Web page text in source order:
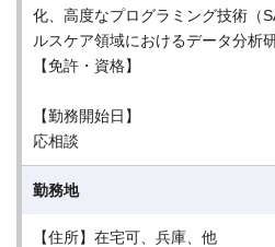
化、高度なプログラミング技術（
ルスケア領域におけるデータ分析
【免許・資格】
【勤務開始日】
応相談
勤務地
【住所】在宅可、兵庫、他